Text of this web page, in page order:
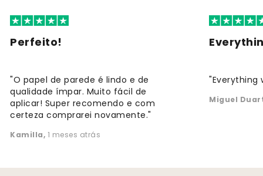
Perfeito!
"O papel de parede é lindo e de
qualidade ímpar. Muito fácil de
aplicar! Super recomendo e com
certeza comprarei novamente."
Kamilla, 1 meses atrás
"Everything
Miguel